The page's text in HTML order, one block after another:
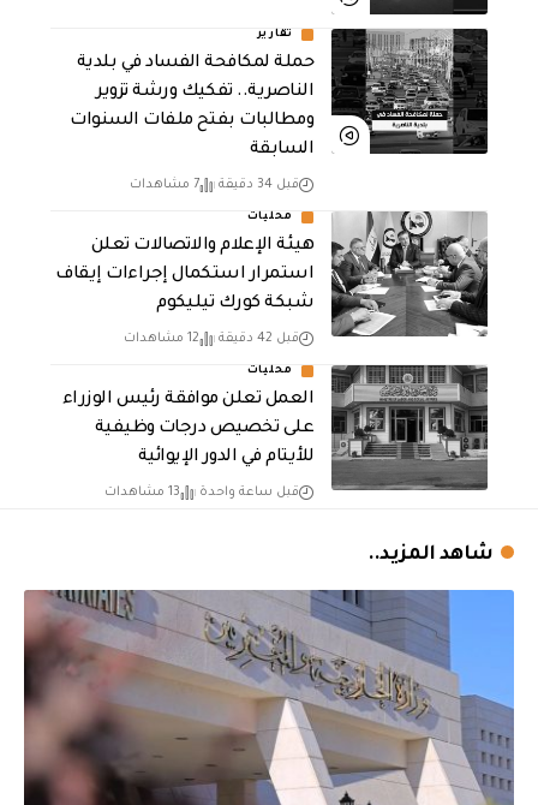
تقارير
حملة لمكافحة الفساد في بلدية
الناصرية.. تفكيك ورشة تزوير
ومطالبات بفتح ملفات السنوات
السابقة
قبل 34 دقيقة 7 مشاهدات
محليات
هيئة الإعلام والاتصالات تعلن
استمرار استكمال إجراءات إيقاف
شبكة كورك تيليكوم
قبل 42 دقيقة 12 مشاهدات
محليات
العمل تعلن موافقة رئيس الوزراء
على تخصيص درجات وظيفية
للأيتام في الدور الإيوائية
قبل ساعة واحدة 13 مشاهدات
شاهد المزيد..